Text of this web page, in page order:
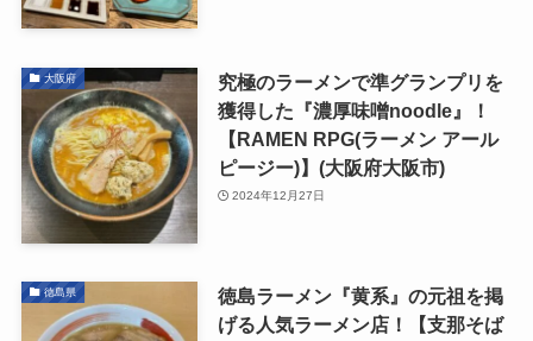
大阪府
究極のラーメンで準グランプリを
獲得した『濃厚味噌noodle』！
【RAMEN RPG(ラーメン アール
ピージー)】(大阪府大阪市)
2024年12月27日
徳島県
徳島ラーメン『黄系』の元祖を掲
げる人気ラーメン店！【支那そば